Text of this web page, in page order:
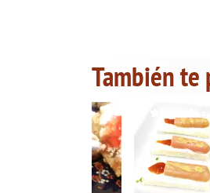
También te